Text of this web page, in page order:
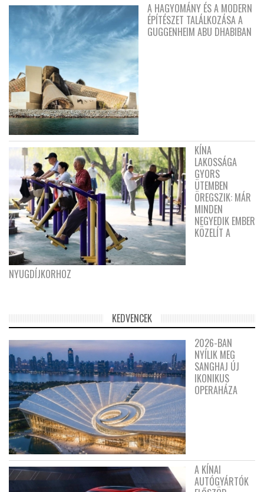
A HAGYOMÁNY ÉS A MODERN
ÉPÍTÉSZET TALÁLKOZÁSA A
GUGGENHEIM ABU DHABIBAN
KÍNA
LAKOSSÁGA
GYORS
ÜTEMBEN
ÖREGSZIK: MÁR
MINDEN
NEGYEDIK EMBER
KÖZELÍT A
NYUGDÍJKORHOZ
KEDVENCEK
2026-BAN
NYÍLIK MEG
SANGHAJ ÚJ
IKONIKUS
OPERAHÁZA
A KÍNAI
AUTÓGYÁRTÓK